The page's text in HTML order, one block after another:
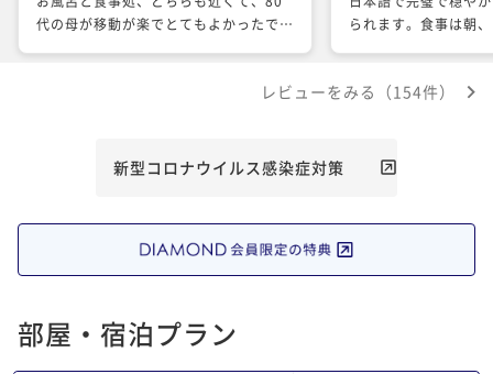
代の母が移動が楽でとてもよかったで
窓をの外の中庭を眺めながら休めるとこ
ールペンがとても書きごごちがよく、ど
た。 また伺いたいと思います。
られます。食事は朝
ー、ラウンジ、大浴
はかなりの距離が有
レビューをみる（154件）
新型コロナウイルス感染症対策
部屋・宿泊プラン